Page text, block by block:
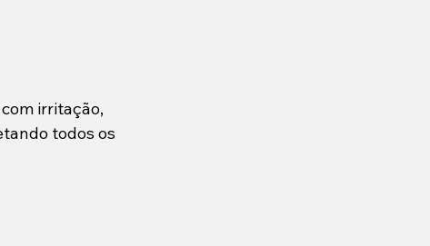
irritação,
todos os